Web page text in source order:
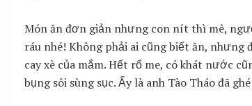
Món ăn đơn giản nhưng con nít thì mê,
ráu nhé! Không phải ai cũng biết ăn, nhưng
cay xè của mắm. Hết rổ me, có khát nước
bụng sôi sùng sục. Ấy là anh Tào Tháo đã